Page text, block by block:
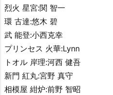
烈火 星宮:関 智一
環 古達:悠木 碧
武 能登:小西克幸
プリンセス 火華:Lynn
トオル 岸理:河西 健吾
新門 紅丸:宮野 真守
相模屋 紺炉:前野 智昭